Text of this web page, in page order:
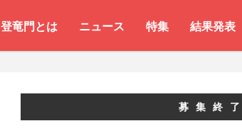
登竜門とは ニュース 特集 結果発表
募集終了